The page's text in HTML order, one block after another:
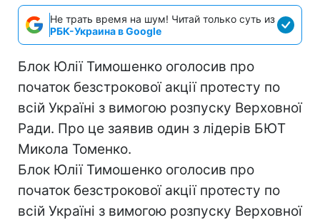
Не трать время на шум! Читай только суть из
РБК-Украина в Google
Блок Юлії Тимошенко оголосив про
початок безстрокової акції протесту по
всій Україні з вимогою розпуску Верховної
Ради. Про це заявив один з лідерів БЮТ
Микола Томенко.
Блок Юлії Тимошенко оголосив про
початок безстрокової акції протесту по
всій Україні з вимогою розпуску Верховної